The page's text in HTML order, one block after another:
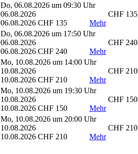
Do, 06.08.2026 um 09:30 Uhr
06.08.2026
06.08.2026 CHF 135 Mehr
CHF 135
Do, 06.08.2026 um 17:50 Uhr
06.08.2026
06.08.2026 CHF 240 Mehr
CHF 240
Mo, 10.08.2026 um 14:00 Uhr
10.08.2026
10.08.2026 CHF 210 Mehr
CHF 210
Mo, 10.08.2026 um 19:30 Uhr
10.08.2026
10.08.2026 CHF 150 Mehr
CHF 150
Mo, 10.08.2026 um 20:00 Uhr
10.08.2026
10.08.2026 CHF 210 Mehr
CHF 210